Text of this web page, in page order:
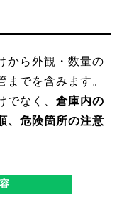
から外観・数量の
でを含みます。
でなく、 倉庫内の
、危険箇所の注意